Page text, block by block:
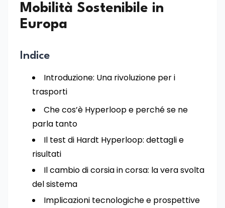
Mobilità Sostenibile in
Europa
Indice
Introduzione: Una rivoluzione per i
trasporti
Che cos’è Hyperloop e perché se ne
parla tanto
Il test di Hardt Hyperloop: dettagli e
risultati
Il cambio di corsia in corsa: la vera svolta
del sistema
Implicazioni tecnologiche e prospettive